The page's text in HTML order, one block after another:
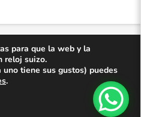
más frecuentes de
cookies
acceder
para que la web y la
reloj suizo.
tiene sus gustos) puedes
.